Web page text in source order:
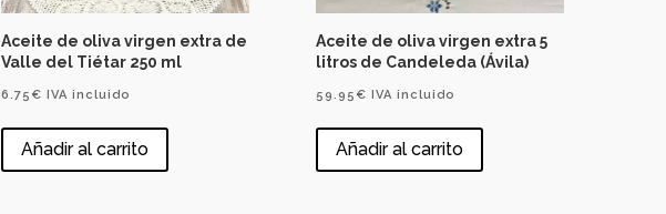
Aceite de oliva virgen extra de
Valle del Tiétar 250 ml
6.75 € IVA incluido
Añadir al carrito
Aceite de oliva virgen extra 5
litros de Candeleda (Ávila)
59.95 € IVA incluido
Añadir al carrito